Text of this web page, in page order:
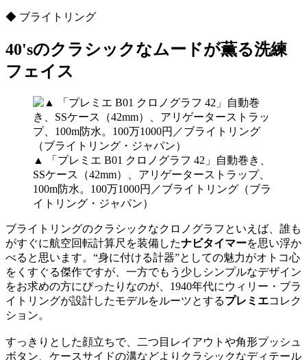
◆ ブライトリング
40'sのクラシックなムードが薫る洗練
フェイス
▲ 「プレミエ B01 クロノグラフ 42」自動巻き、
SSケース（42mm）、アリゲーターストラップ、
100m防水。100万1000円／ブライトリング（ブラ
イトリング・ジャパン）
ブライトリングのクラシックなクロノグラフといえば、誰も
がすぐに航空回転計算尺を装備したナビタイマーを思い浮か
べると思います。“身に付ける計器”としての魅力がオトコ心
をくすぐる傑作ですが、一方でもう少しシンプルなデザイン
をお求めの方にぴったりなのが、1940年代にウィリー・ブラ
イトリングが設計したモデルをルーツとするプレミエコレク
ション。
すっきりとした顔立ちで、二つ目レイアウトや角形プッシュ
ボタン、ケースサイドの溝などよりクラシックなディテール